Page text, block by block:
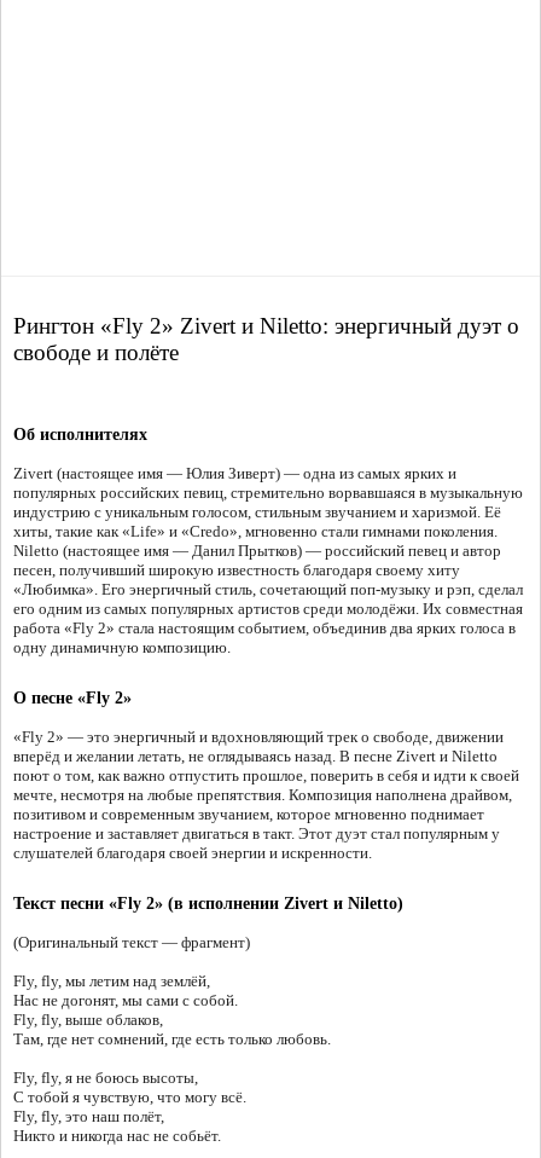
Рингтон «Fly 2» Zivert и Niletto: энергичный дуэт о
свободе и полёте
Об исполнителях
Zivert (настоящее имя — Юлия Зиверт) — одна из самых ярких и
популярных российских певиц, стремительно ворвавшаяся в музыкальную
индустрию с уникальным голосом, стильным звучанием и харизмой. Её
хиты, такие как «Life» и «Credo», мгновенно стали гимнами поколения.
Niletto (настоящее имя — Данил Прытков) — российский певец и автор
песен, получивший широкую известность благодаря своему хиту
«Любимка». Его энергичный стиль, сочетающий поп-музыку и рэп, сделал
его одним из самых популярных артистов среди молодёжи. Их совместная
работа «Fly 2» стала настоящим событием, объединив два ярких голоса в
одну динамичную композицию.
О песне «Fly 2»
«Fly 2» — это энергичный и вдохновляющий трек о свободе, движении
вперёд и желании летать, не оглядываясь назад. В песне Zivert и Niletto
поют о том, как важно отпустить прошлое, поверить в себя и идти к своей
мечте, несмотря на любые препятствия. Композиция наполнена драйвом,
позитивом и современным звучанием, которое мгновенно поднимает
настроение и заставляет двигаться в такт. Этот дуэт стал популярным у
слушателей благодаря своей энергии и искренности.
Текст песни «Fly 2» (в исполнении Zivert и Niletto)
(Оригинальный текст — фрагмент)
Fly, fly, мы летим над землёй,
Нас не догонят, мы сами с собой.
Fly, fly, выше облаков,
Там, где нет сомнений, где есть только любовь.
Fly, fly, я не боюсь высоты,
С тобой я чувствую, что могу всё.
Fly, fly, это наш полёт,
Никто и никогда нас не собьёт.